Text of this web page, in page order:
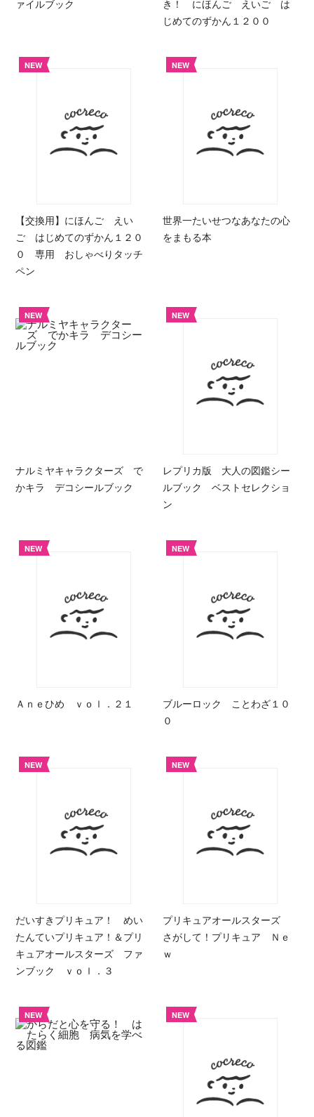
ァイルブック
き！ にほんご えいご は
じめてのずかん１２００
NEW
【交換用】にほんご えい
ご はじめてのずかん１２０
０ 専用 おしゃべりタッチ
ペン
NEW
世界一たいせつなあなたの心
をまもる本
NEW
ナルミヤキャラクターズ で
かキラ デコシールブック
NEW
レプリカ版 大人の図鑑シー
ルブック ベストセレクショ
ン
NEW
Ａｎｅひめ ｖｏｌ．２１
NEW
ブルーロック ことわざ１０
０
NEW
だいすきプリキュア！ めい
たんていプリキュア！＆プリ
キュアオールスターズ ファ
ンブック ｖｏｌ．３
NEW
プリキュアオールスターズ
さがして！プリキュア Ｎｅ
ｗ
NEW NEW